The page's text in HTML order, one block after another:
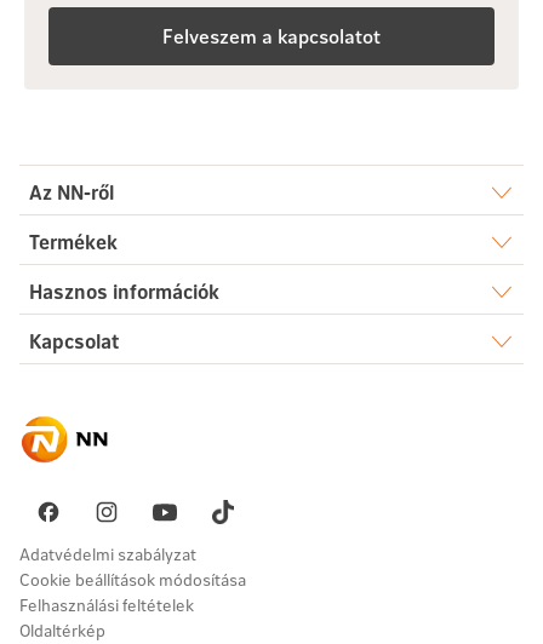
Felveszem a kapcsolatot
Az NN-ről
Rólunk
Sajtószoba
Karrier
Fenntarthatóság
Pénzügyi navigátor
Termékek
Élet
Egészség
Nyugdíj
Vállalati megoldások
Hasznos információk
Dokumentumtár
Akadálymentesség
Kapcsolat
Ügyintézés
Panaszkezelés
Adatvédelmi szabályzat
Cookie beállítások módosítása
Felhasználási feltételek
Oldaltérkép